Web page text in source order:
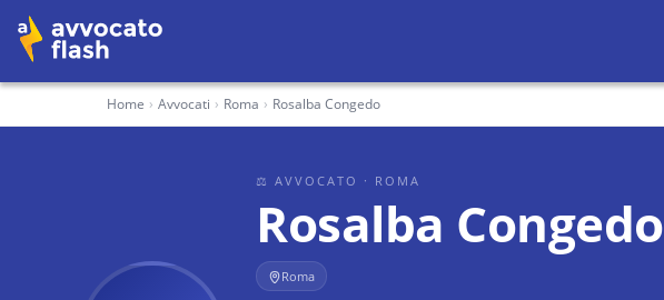
Home › Avvocati › Roma › Rosalba Congedo
⚖ AVVOCATO · ROMA
Rosalba Congedo
Roma